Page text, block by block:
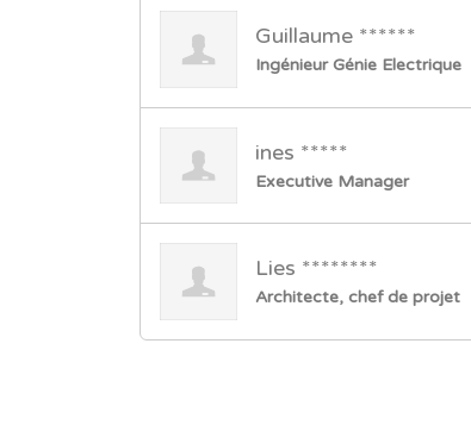
Guillaume ******
Ingénieur Génie Electrique
ines *****
Executive Manager
Lies ********
Architecte, chef de projet